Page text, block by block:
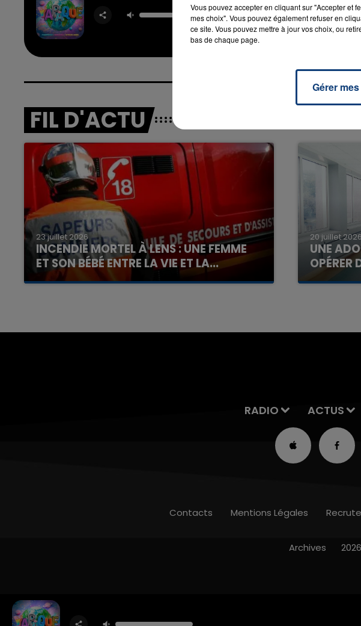
FARRUKO &
GREEICY &
STEVE AOKI
RADIO
FIL D'ACTU
23 juillet 2026
INCENDIE MORTEL À LENS : UNE FEMME
ET SON BÉBÉ ENTRE LA VIE ET LA...
Un homme s'est immolé par le feu après avoir
20 juillet 2026
UNE
OPÉRER
La famille
7h00 - 12h00
La Team du Week-end
RADIO ACTUS
Contacts Mentions Légales
Archives 2026
Vous pouvez accepter en cliquant sur "Accepter et
mes choix". Vous pouvez également refuser en
ce site. Vous pouvez mettre à jour vos choix, ou
bas de chaque page.
Gérer